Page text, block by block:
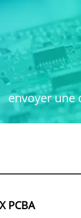
envoyer une
PCBA